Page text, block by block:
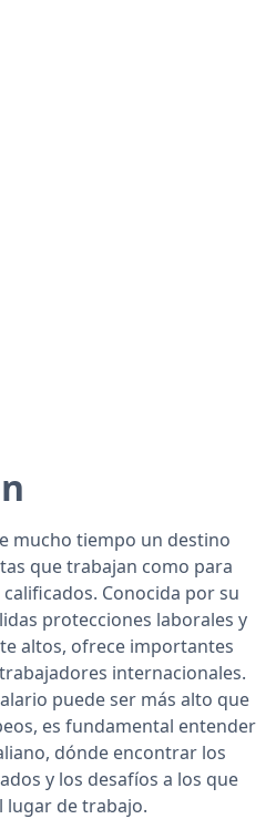
mucho tiempo un destino
que trabajan como para
Conocida por su
protecciones laborales y
altos, ofrece importantes
internacionales.
puede ser más alto que
es fundamental entender
dónde encontrar los
y los desafíos a los que
lugar de trabajo.